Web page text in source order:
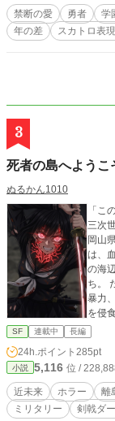
街や
ちの
ック
バニ
然、
な美
悩み
いっ
禁断の愛 勇者 学
年の差
スカトロ表
3
死者の島へよう
ぬるかん1010
「こ
三次
岡山
は、
の海
ち。
暴力
を侵食していく。
うと
SF 連載中 長編
24h.ポイント 285pt
小説 5,116 位 /
近未来 ホラー 離
ミリタリー
剣戟ダ